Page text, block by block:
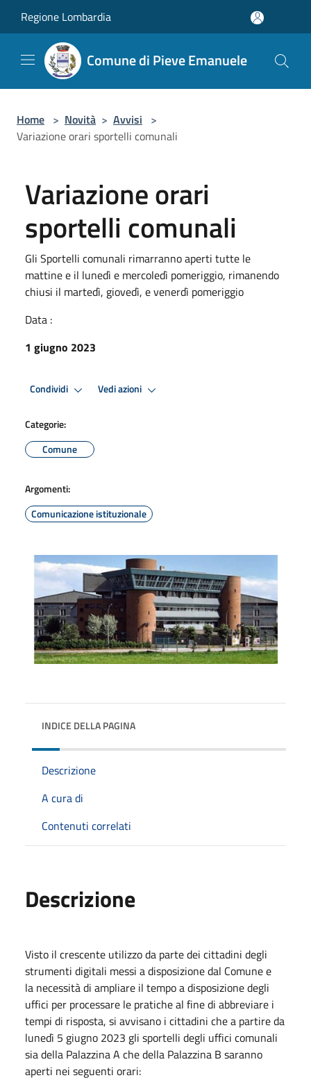
Regione Lombardia
Comune di Pieve Emanuele
Home > Novità > Avvisi >
Variazione orari sportelli comunali
Variazione orari
sportelli comunali
Gli Sportelli comunali rimarranno aperti tutte le
mattine e il lunedì e mercoledì pomeriggio, rimanendo
chiusi il martedì, giovedì, e venerdì pomeriggio
Data :
1 giugno 2023
Condividi Vedi azioni
Categorie:
Comune
Argomenti:
Comunicazione istituzionale
INDICE DELLA PAGINA
Descrizione
A cura di
Contenuti correlati
Descrizione
Visto il crescente utilizzo da parte dei cittadini degli
strumenti digitali messi a disposizione dal Comune e
la necessità di ampliare il tempo a disposizione degli
uffici per processare le pratiche al fine di abbreviare i
tempi di risposta, si avvisano i cittadini che a partire da
lunedì 5 giugno 2023 gli sportelli degli uffici comunali
sia della Palazzina A che della Palazzina B saranno
aperti nei seguenti orari: